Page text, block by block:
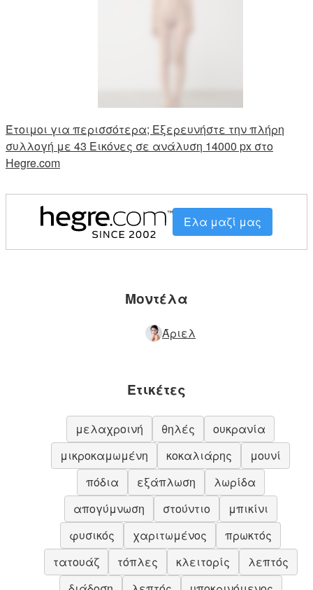
Έτοιμοι για περισσότερα; Εξερευνήστε την πλήρη
συλλογή με 43 Εικόνες σε ανάλυση 14000 px στο
Hegre.com
Ελα μαζί μας
Μοντέλα
Άριελ
Ετικέτες
μελαχροινή θηλές
ουκρανία
μικροκαμωμένη
κοκαλιάρης
μουνί
πόδια
εξάπλωση
λωρίδα
απογύμνωση
στούντιο
μπικίνι
φυσικός
χαριτωμένος
πρωκτός
τατουάζ
τόπλες κλειτορίς
λεπτός